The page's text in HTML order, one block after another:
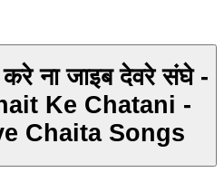
ना जाइब देवरे संघे -
Ke Chatani -
Chaita Songs